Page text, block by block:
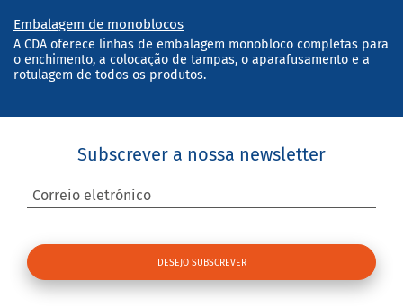
Embalagem de monoblocos
A CDA oferece linhas de embalagem monobloco completas para
o enchimento, a colocação de tampas, o aparafusamento e a
rotulagem de todos os produtos.
Subscrever a nossa newsletter
Correio eletrónico